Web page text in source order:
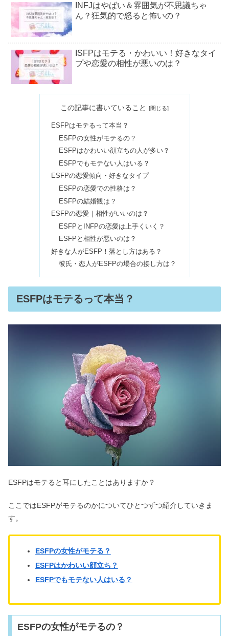
INFJはやばい＆雰囲気が不思議ちゃ
ん？狂気的で怒ると怖いの？
ISFPはモテる・かわいい！好きなタイ
プや恋愛の相性が悪いのは？
め！K-POP界隈では誰？
ESFPは性格悪い？言ってはいけない
のはうざい？怒り方も
ENFPはモテる！人たらしな恋愛傾
向？好きなタイプ・相性も
ENFPは頭おかしい・生きづらい？仕
事できない人に向いてるのは
ENFPは顔がいい＆かわいい！特徴は
陰キャ・成功者が多い？
職・天職は看護師なの？
ESFJはモテる！男女で恋愛の相性がい
いのはESFPやINFP？
ENFPは性格悪い＆嫌われる？うざい
は言ってはいけない？
【INTJ最強】本質を見抜く・かっこい
INFJは生きづらい？優しすぎる・頭悪
ISFPは性格悪い＆他人に興味が無い？
この記事に書いていること
ESFPはモテるって本当？
ESFPの女性がモテるの？
ESFPはかわいい顔立ちの人が多い？
ESFPでもモテない人はいる？
ESFPの恋愛傾向・好きなタイプ
ESFPの恋愛での性格は？
ESFPの結婚観は？
ESFPの恋愛｜相性がいいのは？
ESFPとINFPの恋愛は上手くいく？
ESFPと相性が悪いのは？
好きな人がESFP！落とし方はある？
彼氏・恋人がESFPの場合の接し方は？
ESFPはモテるって本当？
ESFPはモテると耳にしたことはありますか？
ここではESFPがモテるのかについてひとつずつ紹介していきま
す。
ESFPの女性がモテる？
ESFPはかわいい顔立ち？
ESFPでもモテない人はいる？
ESFPの女性がモテるの？